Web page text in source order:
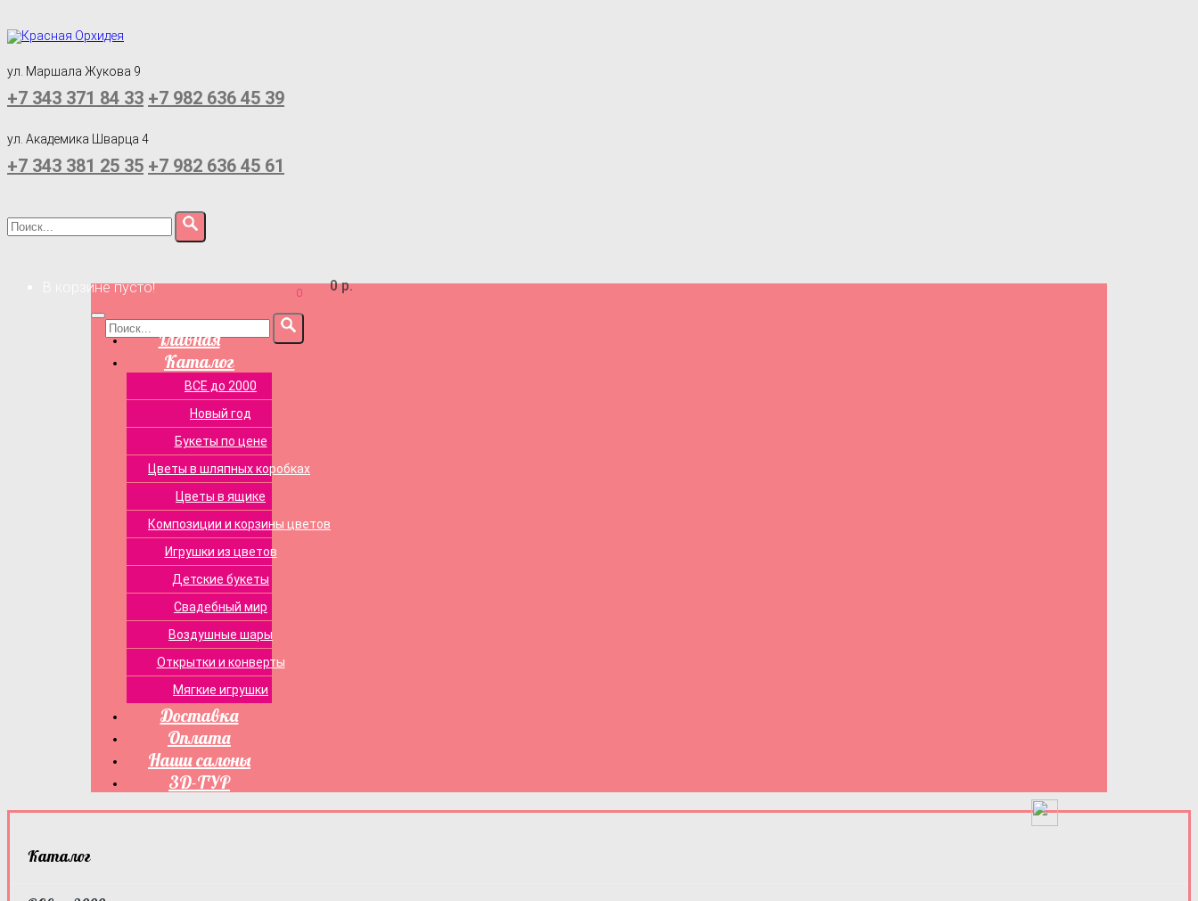
ул. Маршала Жукова 9
+7 343 371 84 33 +7 982 636 45 39
ул. Академика Шварца 4
+7 343 381 25 35 +7 982 636 45 61
0 0 р.
В корзине пусто!
Главная
Каталог
ВСЕ до 2000
Новый год
Букеты по цене
Цветы в шляпных коробках
Цветы в ящике
Композиции и корзины цветов
Игрушки из цветов
Детские букеты
Свадебный мир
Воздушные шары
Открытки и конверты
Мягкие игрушки
Доставка
Оплата
Наши салоны
3D-ТУР
Каталог